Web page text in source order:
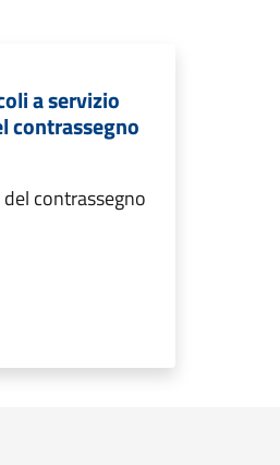
a servizio
contrassegno
contrassegno